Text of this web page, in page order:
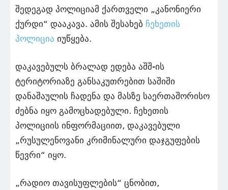
შედეგად პოლიციამ ქართველი „კანონიერი
ქურდი“ დააკავა. ამის შესახებ ჩეხეთის
პოლიცია იუწყება.
დაკავებულს ბრალად ედება აშშ-ის
ტერიტორიაზე განსაკუთრებით საშიში
დანაშაულის ჩადენა და მასზე საერთაშორისო
ძებნა იყო გამოცხადებული. ჩეხეთის
პოლიციის ინფორმაციით, დაკავებული
„რუსულენოვანი კრიმინალური დაჯგუფების
წევრი“ იყო.
„რადიო თავისუფლების“ ცნობით,